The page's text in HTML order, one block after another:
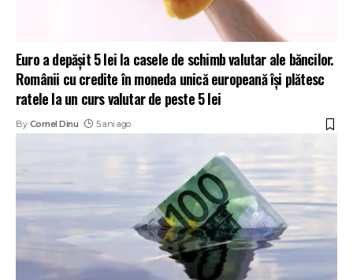
Euro a depășit 5 lei la casele de schimb valutar ale băncilor.
Românii cu credite în moneda unică europeană își plătesc
ratele la un curs valutar de peste 5 lei
By Cornel Dinu 5 ani ago